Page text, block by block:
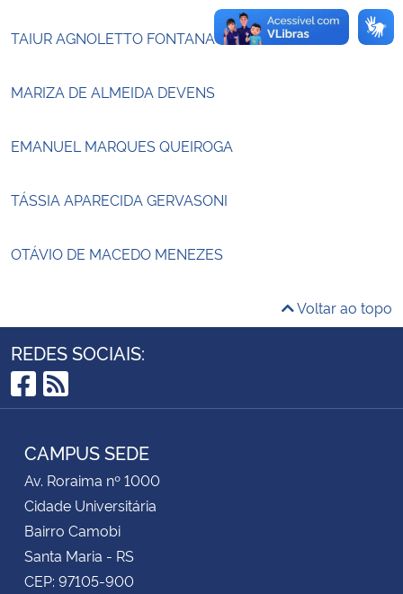
Banco Central do Brasil
TAIUR AGNOLETTO FONTANA
MARIZA DE ALMEIDA DEVENS
EMANUEL MARQUES QUEIROGA
TÁSSIA APARECIDA GERVASONI
OTÁVIO DE MACEDO MENEZES
Voltar ao topo
REDES SOCIAIS:
Facebook
RSS
CAMPUS SEDE
Av. Roraima nº 1000
Cidade Universitária
Bairro Camobi
Santa Maria - RS
CEP: 97105-900